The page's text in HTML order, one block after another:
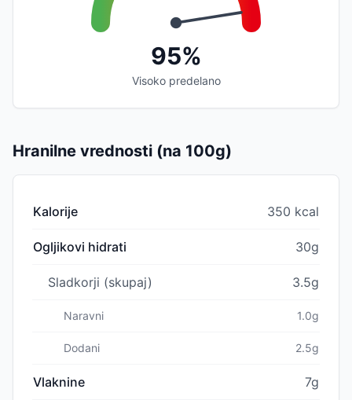
95%
Visoko predelano
Hranilne vrednosti (na 100g)
Kalorije 350 kcal
Ogljikovi hidrati 30g
Sladkorji (skupaj) 3.5g
Naravni 1.0g
Dodani 2.5g
Vlaknine 7g